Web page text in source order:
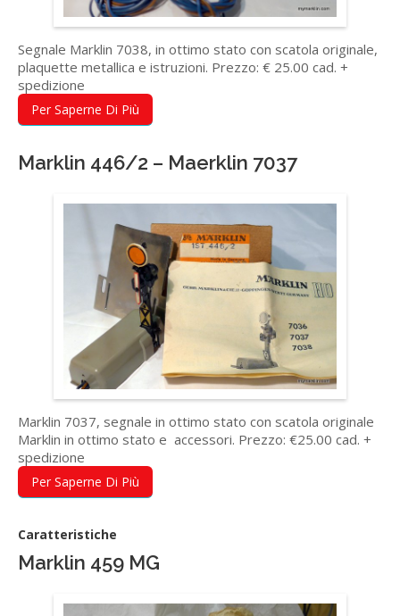
Segnale Marklin 7038, in ottimo stato con scatola originale,
plaquette metallica e istruzioni. Prezzo: € 25.00 cad. +
spedizione
Per Saperne Di Più
Marklin 446/2 – Maerklin 7037
Marklin 7037, segnale in ottimo stato con scatola originale
Marklin in ottimo stato e accessori. Prezzo: €25.00 cad. +
spedizione
Per Saperne Di Più
Caratteristiche
Marklin 459 MG